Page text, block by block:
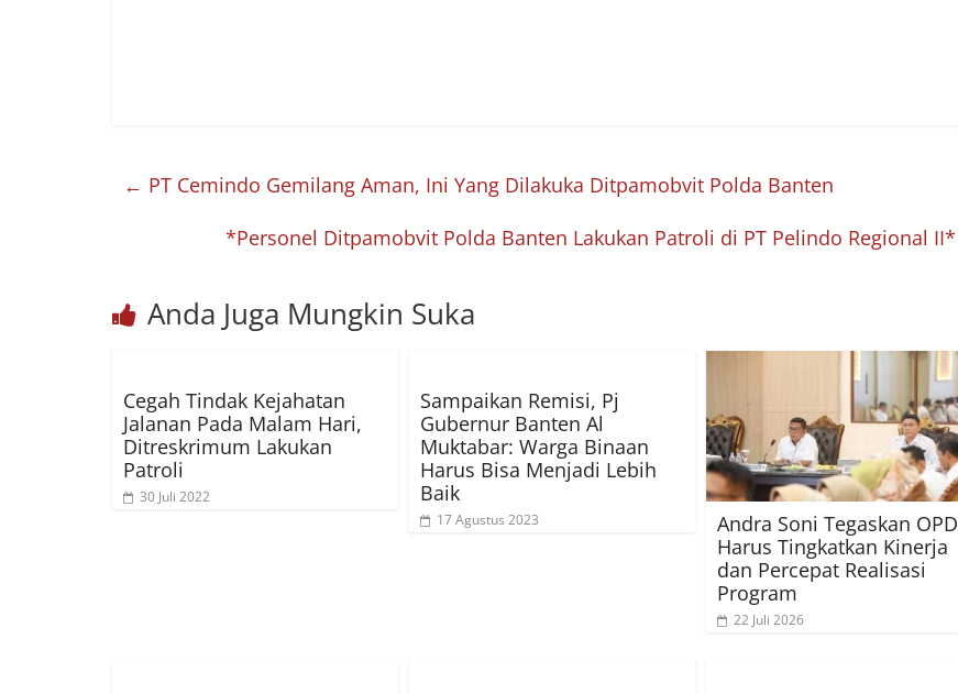
← PT Cemindo Gemilang Aman, Ini Yang Dilakuka Ditpamobvit Polda Banten
*Personel Ditpamobvit Polda Banten Lakukan Patroli di PT Pelindo Regional II*
Anda Juga Mungkin Suka
Cegah Tindak Kejahatan
Jalanan Pada Malam Hari,
Ditreskrimum Lakukan
Patroli
30 Juli 2022
Sampaikan Remisi, Pj
Gubernur Banten Al
Muktabar: Warga Binaan
Harus Bisa Menjadi Lebih
Baik
17 Agustus 2023
Andra Soni Tegaskan OPD
Harus Tingkatkan Kinerja
dan Percepat Realisasi
Program
22 Juli 2026